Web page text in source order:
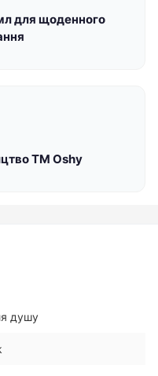
для щоденного
ТМ Oshy
душу